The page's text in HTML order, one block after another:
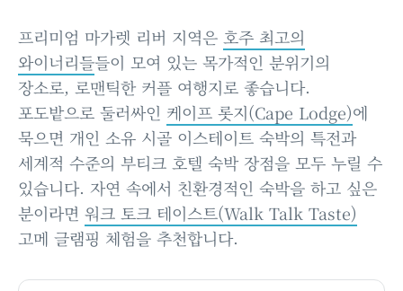
프리미엄 마가렛 리버 지역은 호주 최고의
와이너리들들이 모여 있는 목가적인 분위기의
장소로, 로맨틱한 커플 여행지로 좋습니다.
포도밭으로 둘러싸인 케이프 롯지(Cape Lodge)에
묵으면 개인 소유 시골 이스테이트 숙박의 특전과
세계적 수준의 부티크 호텔 숙박 장점을 모두 누릴 수
있습니다. 자연 속에서 친환경적인 숙박을 하고 싶은
분이라면 워크 토크 테이스트(Walk Talk Taste)
고메 글램핑 체험을 추천합니다.